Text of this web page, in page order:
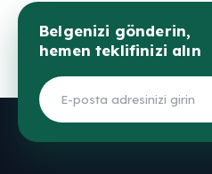
Belgenizi gönderin,
hemen teklifinizi alın